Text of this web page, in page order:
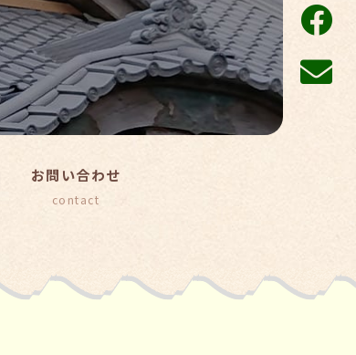
お問い合わせ